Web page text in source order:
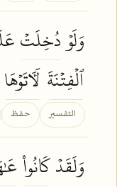
وَلَوۡ دُخِلَتۡ
ٱلۡفِتۡنَةَ لَأٓتَوۡهَا
التفسير حفظ
وَلَقَدۡكَانُواْ